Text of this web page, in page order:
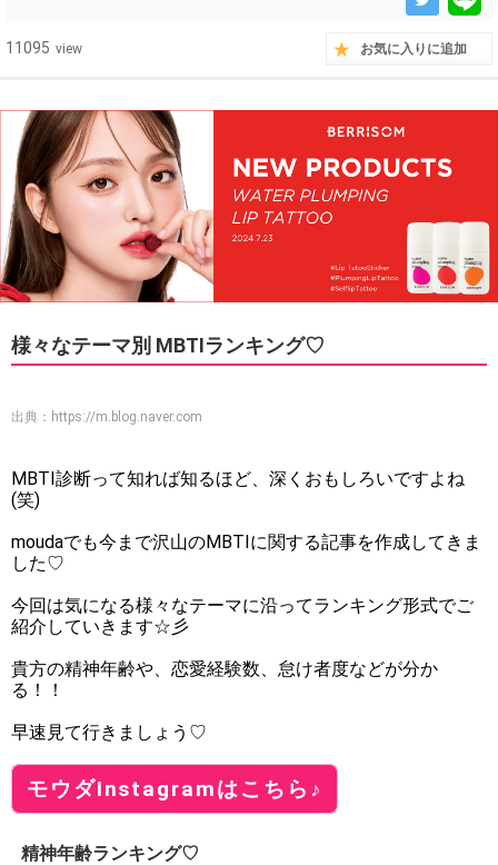
11095 view お気に入りに追加
様々なテーマ別 MBTIランキング♡
出典： https://m.blog.naver.com
MBTI診断って知れば知るほど、深くおもしろいですよね
(笑)
moudaでも今まで沢山のMBTIに関する記事を作成してきま
した♡
今回は気になる様々なテーマに沿ってランキング形式でご
紹介していきます☆彡
貴方の精神年齢や、恋愛経験数、怠け者度などが分か
る！！
早速見て行きましょう♡
モウダInstagramはこちら♪
精神年齢ランキング♡